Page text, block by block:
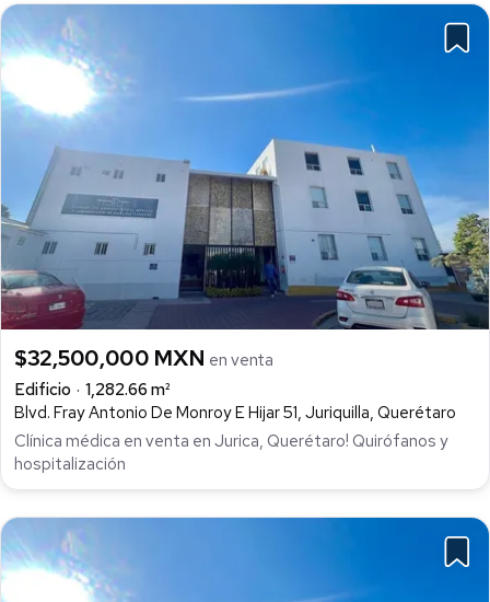
$32,500,000 MXN en venta
Edificio
1,282.66 m²
Blvd. Fray Antonio De Monroy E Hijar 51, Juriquilla, Querétaro
Clínica médica en venta en Jurica, Querétaro! Quirófanos y
hospitalización